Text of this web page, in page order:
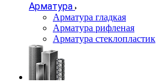
Арматура
Арматура гладкая
Арматура рифленая
Арматура стеклопластик